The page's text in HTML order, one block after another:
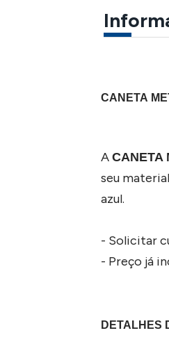
CANETA
ACANETA
seu
azul.
- Solicitar
- Preço já
DETALHES